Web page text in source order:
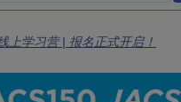
上学习营 | 报名正式开启！